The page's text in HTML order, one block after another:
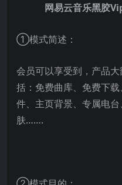
网易云音乐黑胶
①模式简述：
会员可以享受到，产品
括：免费曲库、免费下
件、主页背景、专属电
肤…….